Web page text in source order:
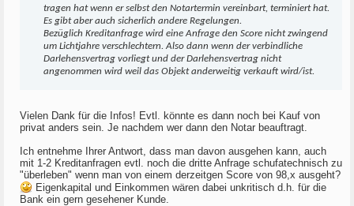
tragen hat wenn er selbst den Notartermin vereinbart, terminiert hat.
Es gibt aber auch sicherlich andere Regelungen.
Bezüglich Kreditanfrage wird eine Anfrage den Score nicht zwingend
um Lichtjahre verschlechtern. Also dann wenn der verbindliche
Darlehensvertrag vorliegt und der Darlehensvertrag nicht
angenommen wird weil das Objekt anderweitig verkauft wird/ist.
Vielen Dank für die Infos! Evtl. könnte es dann noch bei Kauf von
privat anders sein. Je nachdem wer dann den Notar beauftragt.
Ich entnehme Ihrer Antwort, dass man davon ausgehen kann, auch
mit 1-2 Kreditanfragen evtl. noch die dritte Anfrage schufatechnisch zu
"überleben" wenn man von einem derzeitgen Score von 98,x ausgeht?
Eigenkapital und Einkommen wären dabei unkritisch d.h. für die
Bank ein gern gesehener Kunde.